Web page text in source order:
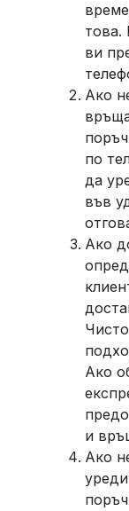
това.
ви
Ако
по
да
във
Ако
Ако
и
Ако